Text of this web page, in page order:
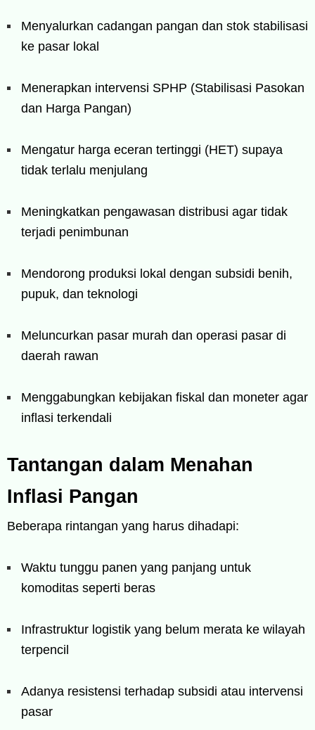
Menyalurkan cadangan pangan dan stok stabilisasi
ke pasar lokal
Menerapkan intervensi SPHP (Stabilisasi Pasokan
dan Harga Pangan)
Mengatur harga eceran tertinggi (HET) supaya
tidak terlalu menjulang
Meningkatkan pengawasan distribusi agar tidak
terjadi penimbunan
Mendorong produksi lokal dengan subsidi benih,
pupuk, dan teknologi
Meluncurkan pasar murah dan operasi pasar di
daerah rawan
Menggabungkan kebijakan fiskal dan moneter agar
inflasi terkendali
Tantangan dalam Menahan
Inflasi Pangan
Beberapa rintangan yang harus dihadapi:
Waktu tunggu panen yang panjang untuk
komoditas seperti beras
Infrastruktur logistik yang belum merata ke wilayah
terpencil
Adanya resistensi terhadap subsidi atau intervensi
pasar